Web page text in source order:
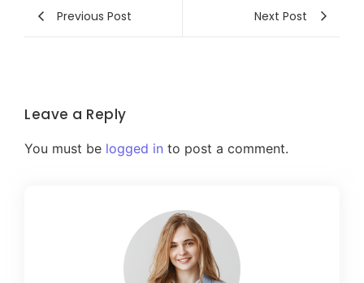
Previous Post Next Post
Leave a Reply
You must be logged in to post a comment.